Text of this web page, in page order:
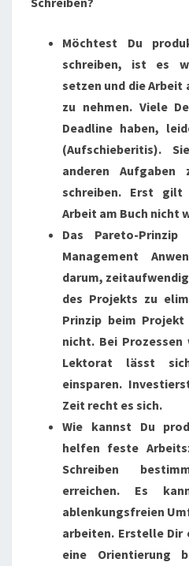
Möchtest Du
schreiben, ist es
setzen und die Arbeit
zu nehmen. Viele
Deadline haben,
(Aufschieberitis).
anderen
schreiben. Erst gilt
Arbeit am Buch nicht
Das Pareto-
Management
darum,
des Projekts zu
Prinzip beim
nicht. Bei
Lektorat lässt
einsparen.
Zeit recht es sich.
Wie kannst Du
helfen feste
Schreiben
erreichen. Es
ablenkungsfreien
arbeiten. Erstelle Dir
eine Orientierung